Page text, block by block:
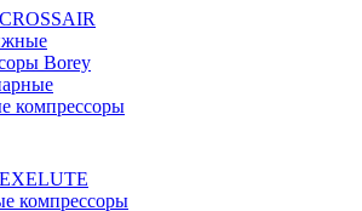
Borey
компрессоры
компрессоры